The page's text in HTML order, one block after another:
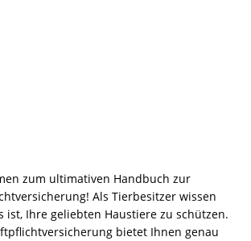
zum ultimativen Handbuch zur
Als Tierbesitzer wissen
ist, Ihre geliebten Haustiere zu schützen.
bietet Ihnen genau